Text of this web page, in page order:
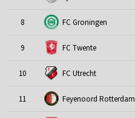
8 FC Groningen
9 FC Twente
10 FC Utrecht
11 Feyenoord Rotterdam